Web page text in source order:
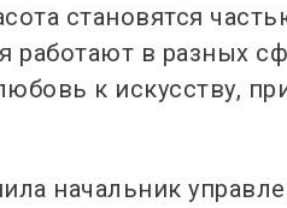
становятся
работают в разных
к искусству,
начальник